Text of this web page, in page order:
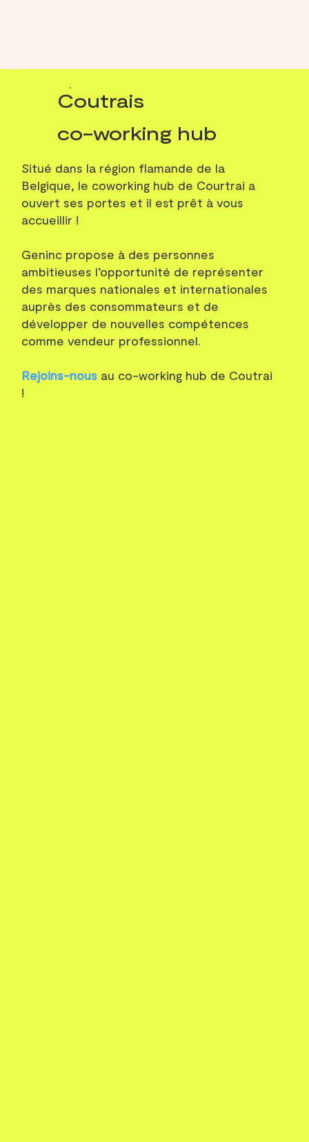
Coutrais
co-working hub
Situé dans la région flamande de la
Belgique, le coworking hub de Courtrai a
ouvert ses portes et il est prêt à vous
accueillir !
Geninc propose à des personnes
ambitieuses l’opportunité de représenter
des marques nationales et internationales
auprès des consommateurs et de
développer de nouvelles compétences
comme vendeur professionnel.
Rejoins-nous au co-working hub de Coutrai
!